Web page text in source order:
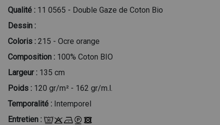
Qualité : 11 0565 - Double Gaze de Coton Bio
Dessin :
Coloris : 215 - Ocre orange
Composition : 100% Coton BIO
Largeur : 135 cm
Poids : 120 gr/m² - 162 gr/m.l.
Temporalité : Intemporel
Entretien :